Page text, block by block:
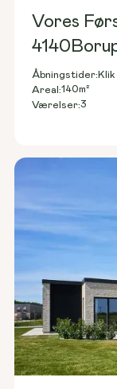
Vores
4140
Åbningstider:
Areal:140m²
Værelser:3